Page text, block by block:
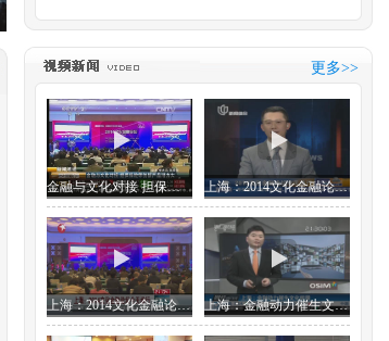
文化部部长雒树刚视察本所
上海文化产权交易所中习文化金...
文化思金融 金融想文化
研讨推动文化产业大繁荣大发展
更多>>
金融与文化对接 担保保险等创新产品潜力大 上海：2014文化金融论坛今天举行
上海：2014文化金融论坛今天举行 上海：金融动力催生文化能量